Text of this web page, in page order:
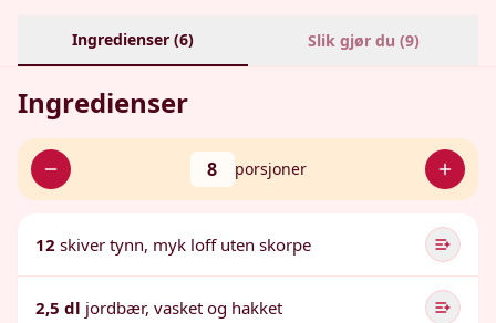
Ingredienser (6) Slik gjør du (9)
Ingredienser
8 porsjoner
12 skiver tynn, myk loff uten skorpe
2,5 dl jordbær, vasket og hakket